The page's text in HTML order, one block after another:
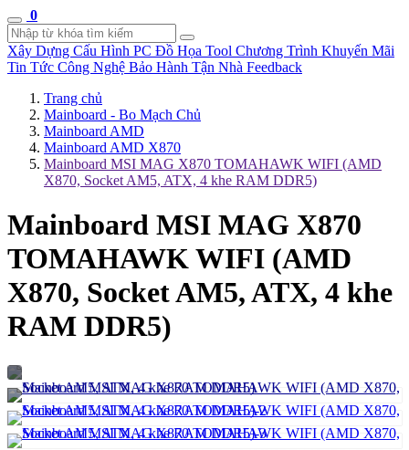
0
Xây Dựng Cấu Hình PC Đồ Họa Tool Chương Trình Khuyến Mãi
Tin Tức Công Nghệ Bảo Hành Tận Nhà Feedback
Trang chủ
Mainboard - Bo Mạch Chủ
Mainboard AMD
Mainboard AMD X870
Mainboard MSI MAG X870 TOMAHAWK WIFI (AMD
X870, Socket AM5, ATX, 4 khe RAM DDR5)
Mainboard MSI MAG X870
TOMAHAWK WIFI (AMD
X870, Socket AM5, ATX, 4 khe
RAM DDR5)